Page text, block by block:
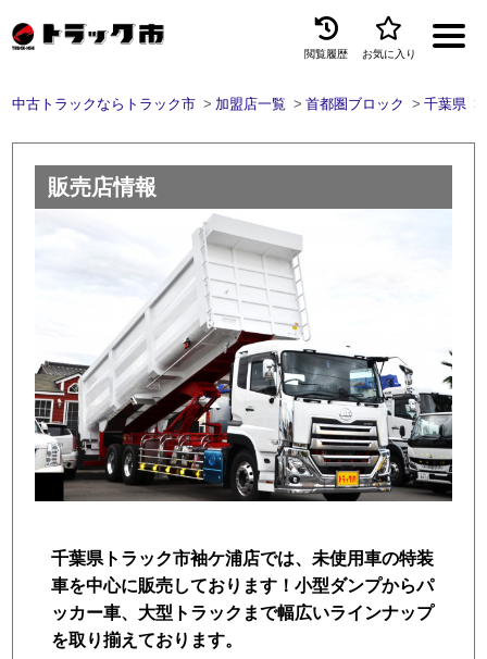
トラック買取
トラック市とは
加盟店一覧
お問い合わせ
お気に入り
閲覧履歴
保存した検索条件
ログイン
閲覧履歴 お気に入り
中古トラックならトラック市 加盟店一覧 首都圏ブロック 千葉県
販売店情報
千葉県トラック市袖ケ浦店では、未使用車の特装
車を中心に販売しております！小型ダンプからパ
ッカー車、大型トラックまで幅広いラインナップ
を取り揃えております。